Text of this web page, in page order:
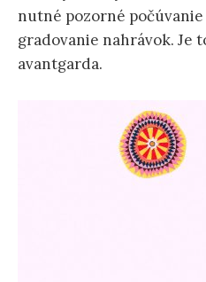
nutné pozorné
gradovanie nahrávok. Je
avantgarda.